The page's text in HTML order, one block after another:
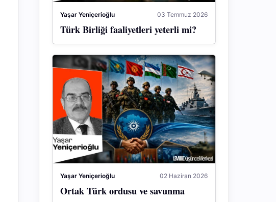
Yaşar Yeniçerioğlu 03 Temmuz 2026
Türk Birliği faaliyetleri yeterli mi?
Yaşar Yeniçerioğlu 02 Haziran 2026
Ortak Türk ordusu ve savunma